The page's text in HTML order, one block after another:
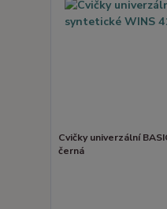
Cvičky univerzální
černá